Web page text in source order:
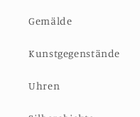
Gemälde
Kunstgegenstände
Uhren